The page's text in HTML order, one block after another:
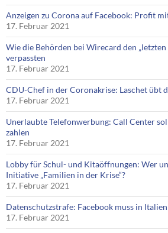
Anzeigen zu Corona auf Facebook: Profit
17. Februar 2021
Wie die Behörden bei Wirecard den „letzten
verpassten
17. Februar 2021
CDU-Chef in der Coronakrise: Laschet übt
17. Februar 2021
Unerlaubte Telefonwerbung: Call Center
zahlen
17. Februar 2021
Lobby für Schul- und Kitaöffnungen: Wer
Initiative „Familien in der Krise“?
17. Februar 2021
Datenschutzstrafe: Facebook muss in
17. Februar 2021